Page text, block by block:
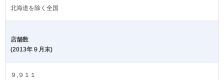
北海道を除く全国
店舗数
(2013年９月末)
９,９１１